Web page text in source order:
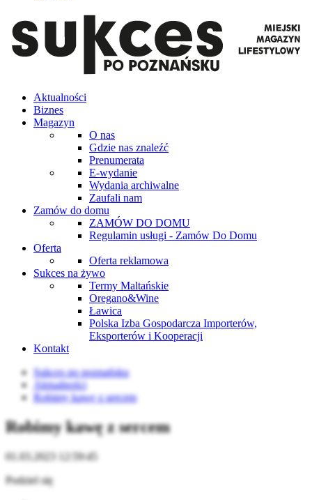
Aktualności
Biznes
Magazyn
O nas
Gdzie nas znaleźć
Prenumerata
E-wydanie
Wydania archiwalne
Zaufali nam
Zamów do domu
ZAMÓW DO DOMU
Regulamin usługi - Zamów Do Domu
Oferta
Oferta reklamowa
Sukces na żywo
Termy Maltańskie
Oregano&Wine
Ławica
Polska Izba Gospodarcza Importerów,
Eksporterów i Kooperacji
Kontakt
Sukces po poznańsku
Aktualności
Robimy kawę z sercem
Robimy kawę z sercem
01.03.2023 12:59:45
Podziel się